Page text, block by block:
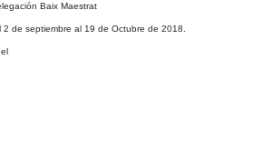
Baix Maestrat
2 de septiembre al 19 de Octubre de 2018.